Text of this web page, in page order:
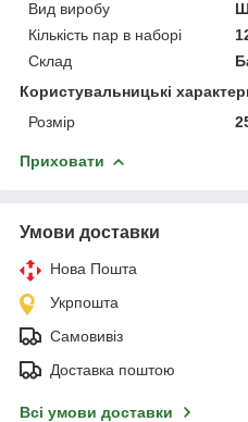
Вид виробу
Кількість пар в наборі
Склад
Користувальницькі
Розмір
Приховати
Умови доставки
Нова Пошта
Укрпошта
Самовивіз
Доставка поштою
Всі умови доставки